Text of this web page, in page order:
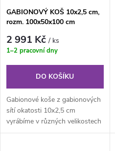
GABIONOVÝ KOŠ 10x2,5 cm,
rozm. 100x50x100 cm
2 991 Kč/ ks
1–2 pracovní dny
DO KOŠÍKU
Gabionové koše z gabionových
sítí okatosti 10x2,5 cm
vyrábíme v různých velikostech
podle individuálních